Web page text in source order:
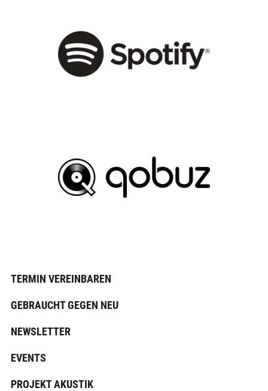
TERMIN VEREINBAREN
GEBRAUCHT GEGEN NEU
NEWSLETTER
EVENTS
PROJEKT AKUSTIK